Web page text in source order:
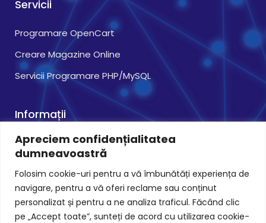
Apreciem confidențialitatea
dumneavoastră
Folosim cookie-uri pentru a vă îmbunătăți experiența de
navigare, pentru a vă oferi reclame sau conținut
personalizat și pentru a ne analiza traficul. Făcând clic
pe „Accept toate”, sunteți de acord cu utilizarea cookie-
Servicii
Programare OpenCart
Creare Magazine Online
Servicii Programare PHP/MySQL
Informații
Instrumente de Confidențialitate
Politica Cookie-uri
Prelucrarea Datelor